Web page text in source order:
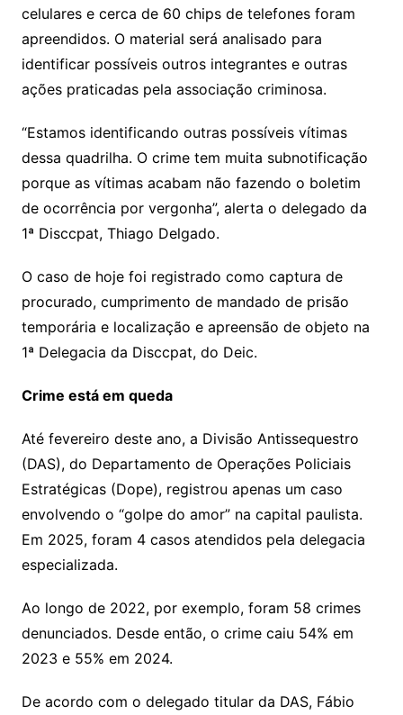
celulares e cerca de 60 chips de telefones foram
apreendidos. O material será analisado para
identificar possíveis outros integrantes e outras
ações praticadas pela associação criminosa.
“Estamos identificando outras possíveis vítimas
dessa quadrilha. O crime tem muita subnotificação
porque as vítimas acabam não fazendo o boletim
de ocorrência por vergonha”, alerta o delegado da
1ª Disccpat, Thiago Delgado.
O caso de hoje foi registrado como captura de
procurado, cumprimento de mandado de prisão
temporária e localização e apreensão de objeto na
1ª Delegacia da Disccpat, do Deic.
Crime está em queda
Até fevereiro deste ano, a Divisão Antissequestro
(DAS), do Departamento de Operações Policiais
Estratégicas (Dope), registrou apenas um caso
envolvendo o “golpe do amor” na capital paulista.
Em 2025, foram 4 casos atendidos pela delegacia
especializada.
Ao longo de 2022, por exemplo, foram 58 crimes
denunciados. Desde então, o crime caiu 54% em
2023 e 55% em 2024.
De acordo com o delegado titular da DAS, Fábio